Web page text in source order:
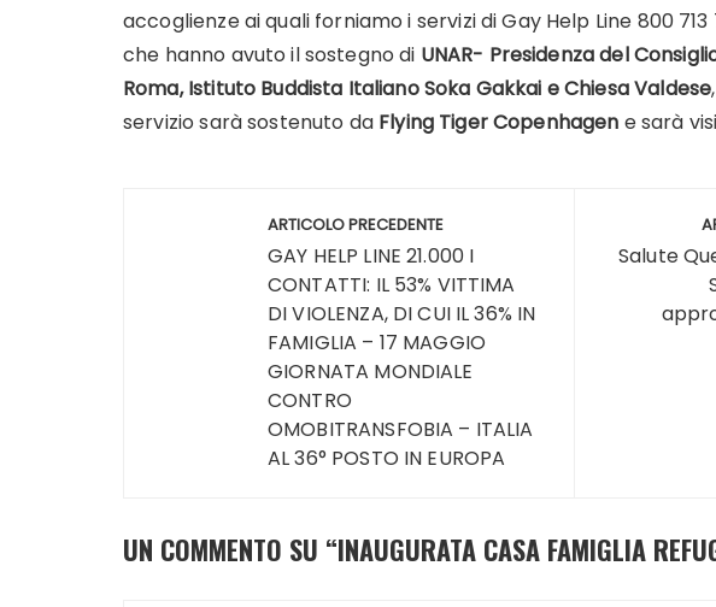
accoglienze ai quali forniamo i servizi di Gay Help Line 800 713
che hanno avuto il sostegno di UNAR- Presidenza del
Roma, Istituto Buddista Italiano Soka Gakkai e Chiesa Valdese
servizio sarà sostenuto da Flying Tiger Copenhagen e sarà
NavigazioneARTICOLO PRECEDENTE
GAY HELP LINE 21.000 I
CONTATTI: IL 53% VITTIMA
DI VIOLENZA, DI CUI IL 36% IN
FAMIGLIA – 17 MAGGIO
GIORNATA MONDIALE
CONTRO
OMOBITRANSFOBIA – ITALIA
AL 36° POSTO IN EUROPA
Salute
UN COMMENTO SU “INAUGURATA CASA FAMIGLIA